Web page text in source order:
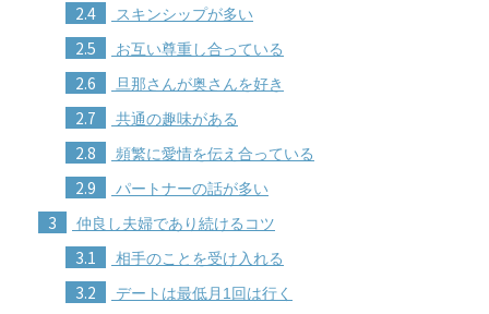
2.4 スキンシップが多い
2.5 お互い尊重し合っている
2.6 旦那さんが奥さんを好き
2.7 共通の趣味がある
2.8 頻繁に愛情を伝え合っている
2.9 パートナーの話が多い
3 仲良し夫婦であり続けるコツ
3.1 相手のことを受け入れる
3.2 デートは最低月1回は行く